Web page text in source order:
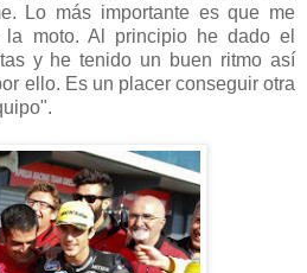
Lo más importante es que me
moto. Al principio he dado el
y he tenido un buen ritmo así
ello. Es un placer conseguir otra